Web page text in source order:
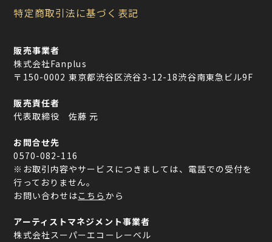
特定商取引法に基づく表記
販売事業者
株式会社Fanplus
〒150-0002 東京都渋谷区渋谷3-12-18渋谷南東急ビル9F
販売責任者
代表取締役 佐藤 元
お問合せ先
0570-082-116
※お取引内容やサービスにつきましては、電話での受付を
行っておりません。
お問い合わせはこちら から
アーティストマネジメント事業者
株式会社スーパーエコーレーベル